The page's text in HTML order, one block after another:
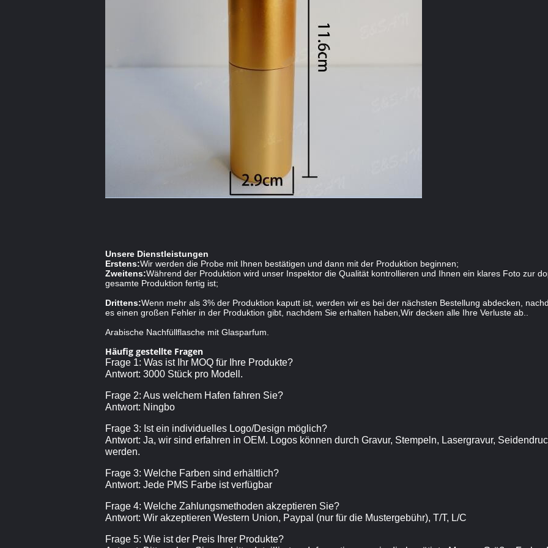
Unsere Dienstleistungen
Erstens:Wir werden die Probe mit Ihnen bestätigen und dann mit der Produktion beginnen;
Zweitens:Während der Produktion wird unser Inspektor die Qualität kontrollieren und Ihnen ein klares Foto zur
gesamte Produktion fertig ist;
Drittens:Wenn mehr als 3% der Produktion kaputt ist, werden wir es bei der nächsten Bestellung abdecken,
es einen großen Fehler in der Produktion gibt, nachdem Sie erhalten haben,Wir decken alle Ihre Verluste ab..
Arabische Nachfüllflasche mit Glasparfum.
Häufig gestellte Fragen
Frage 1: Was ist Ihr MOQ für Ihre Produkte?
Antwort: 3000 Stück pro Modell.
Frage 2: Aus welchem Hafen fahren Sie?
Antwort: Ningbo
Frage 3: Ist ein individuelles Logo/Design möglich?
Antwort: Ja, wir sind erfahren in OEM. Logos können durch Gravur, Stempeln, Lasergravur,
werden.
Frage 3: Welche Farben sind erhältlich?
Antwort: Jede PMS Farbe ist verfügbar
Frage 4: Welche Zahlungsmethoden akzeptieren Sie?
Antwort: Wir akzeptieren Western Union, Paypal (nur für die Mustergebühr), T/T, L/C
Frage 5: Wie ist der Preis Ihrer Produkte?